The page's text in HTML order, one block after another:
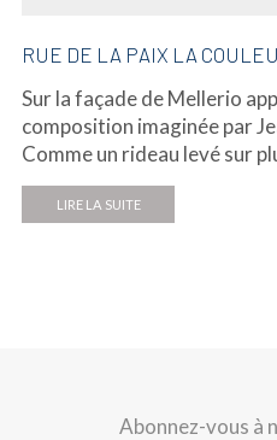
RUE DE LA PAIX LA
Sur la façade de Mellerio
composition imaginée par
Comme un rideau levé sur
LIRE LA SUITE
Abonnez-vous à